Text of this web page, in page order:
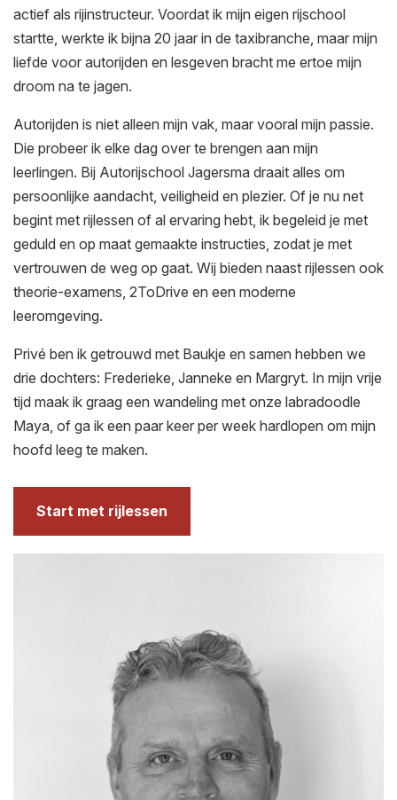
actief als rijinstructeur. Voordat ik mijn eigen rijschool
startte, werkte ik bijna 20 jaar in de taxibranche, maar mijn
liefde voor autorijden en lesgeven bracht me ertoe mijn
droom na te jagen.
Autorijden is niet alleen mijn vak, maar vooral mijn passie.
Die probeer ik elke dag over te brengen aan mijn
leerlingen. Bij Autorijschool Jagersma draait alles om
persoonlijke aandacht, veiligheid en plezier. Of je nu net
begint met rijlessen of al ervaring hebt, ik begeleid je met
geduld en op maat gemaakte instructies, zodat je met
vertrouwen de weg op gaat. Wij bieden naast rijlessen ook
theorie-examens, 2ToDrive en een moderne
leeromgeving.
Privé ben ik getrouwd met Baukje en samen hebben we
drie dochters: Frederieke, Janneke en Margryt. In mijn vrije
tijd maak ik graag een wandeling met onze labradoodle
Maya, of ga ik een paar keer per week hardlopen om mijn
hoofd leeg te maken.
Start met rijlessen